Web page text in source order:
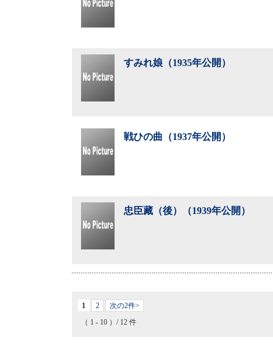
すみれ娘（1935年公開）
戦ひの曲（1937年公開）
忠臣藏（後）（1939年公開）
1 2
次の2件>
（ 1 - 10 ）/ 12 件